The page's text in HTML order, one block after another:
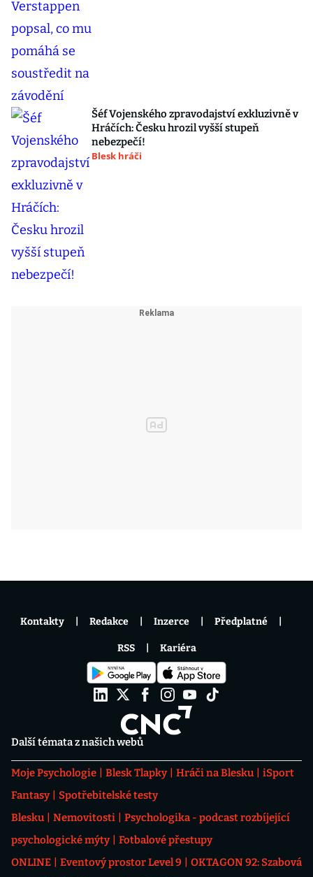
Šéf Vojenského zpravodajství exkluzivně v
Hráčích: Česku hrozil vyšší stupeň
nebezpečí!
Blesk hráči
Další témata z našich webů
Moje Psychologie Blesk Tlapky Hráči na Blesku
iSport
Fantasy
Spotřebitelské testy
Blesku
Nemovitosti
Psychologika - podcast rozbíjející
psychologické mýty
Fotbalové přestupy
ONLINE
Eventový prostor Level 9
OKTAGON 92: Szabová
Kontakty Redakce Inzerce Předplatné
RSS Kariéra